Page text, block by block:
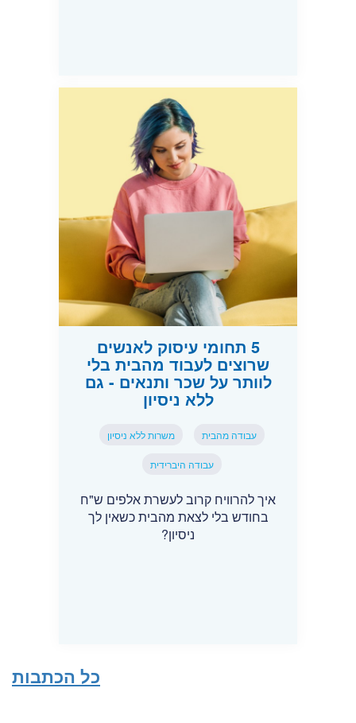
5 תחומי עיסוק לאנשים
שרוצים לעבוד מהבית בלי
לוותר על שכר ותנאים - גם
ללא ניסיון
עבודה מהבית משרות ללא ניסיון
עבודה היברידית
איך להרוויח קרוב לעשרת אלפים ש"ח
בחודש בלי לצאת מהבית כשאין לך
ניסיון?
כל הכתבות